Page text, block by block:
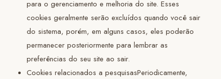
para o gerenciamento e melhoria do site. Esses
cookies geralmente serão excluídos quando você sair
do sistema, porém, em alguns casos, eles poderão
permanecer posteriormente para lembrar as
preferências do seu site ao sair.
Cookies relacionados a pesquisasPeriodicamente,